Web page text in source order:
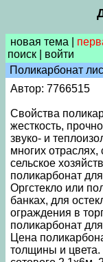
новая тема
поиск
войти
Поликарбонат
Автор: 7766515
Свойства
жесткость,
звуко- и
многих отраслях,
сельское
поликарбонат
Оргстекло или
банках, для
ограждения в
поликарбонат
Цена
толщины и цвета.